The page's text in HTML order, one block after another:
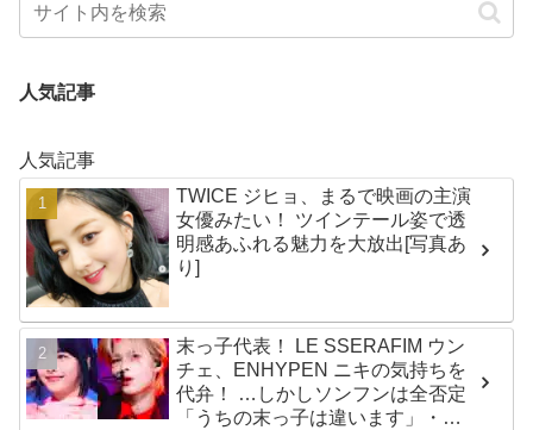
人気記事
人気記事
TWICE ジヒョ、まるで映画の主演
女優みたい！ ツインテール姿で透
明感あふれる魅力を大放出[写真あ
り]
末っ子代表！ LE SSERAFIM ウン
チェ、ENHYPEN ニキの気持ちを
代弁！ …しかしソンフンは全否定
「うちの末っ子は違います」・・